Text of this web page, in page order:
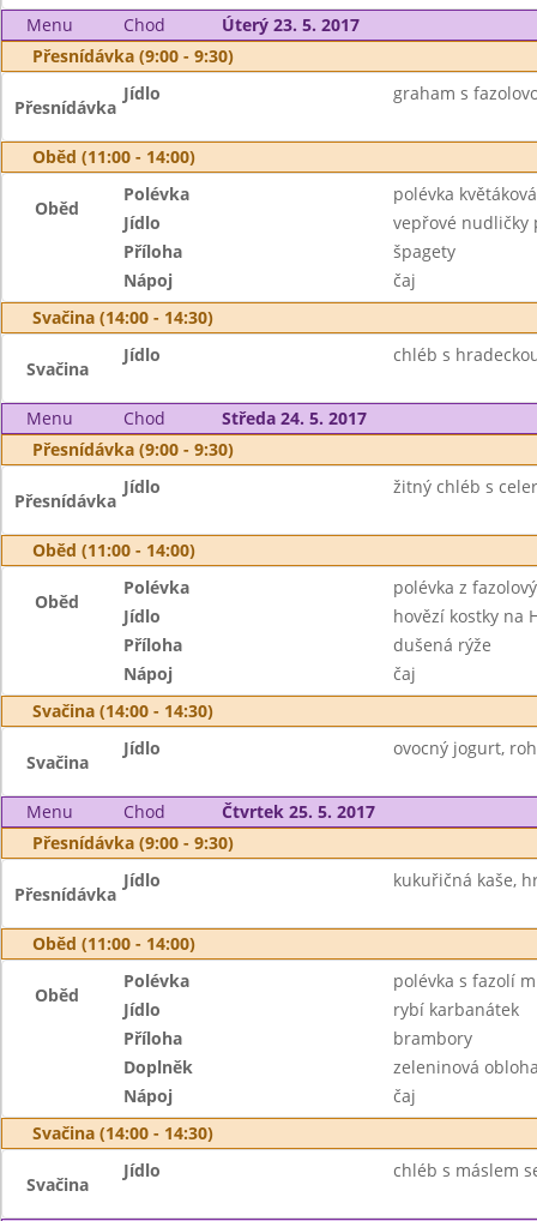
Menu Chod
Úterý 23. 5. 2017
Přesnídávka (9:00 - 9:30)
Přesnídávka
Jídlo graham s
Oběd (11:00 - 14:00)
Oběd
Polévka
polévka květáková
Jídlo
vepřové nudličky
Příloha
špagety
Nápoj
čaj
Svačina (14:00 - 14:30)
Svačina
Jídlo chléb s
Menu Chod
Středa 24. 5. 2017
Přesnídávka (9:00 - 9:30)
Přesnídávka
Jídlo žitný chléb s
Oběd (11:00 - 14:00)
Oběd
Polévka
polévka z
Jídlo
hovězí kostky na
Příloha
dušená rýže
Nápoj
čaj
Svačina (14:00 - 14:30)
Svačina
Jídlo ovocný jogurt,
Menu Chod
Čtvrtek 25. 5. 2017
Přesnídávka (9:00 - 9:30)
Přesnídávka
Jídlo kukuřičná kaše,
Oběd (11:00 - 14:00)
Oběd
Polévka
polévka s fazolí
Jídlo
rybí karbanátek
Příloha
brambory
Doplněk
zeleninová
Nápoj
čaj
Svačina (14:00 - 14:30)
Svačina
Jídlo chléb s máslem